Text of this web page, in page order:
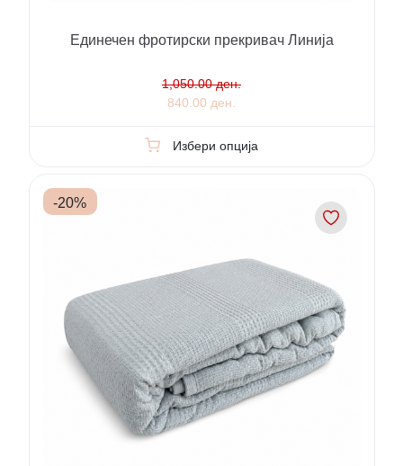
Единечен фротирски прекривач Линија
1,050.00 ден.
840.00 ден.
Избери опција
-20%